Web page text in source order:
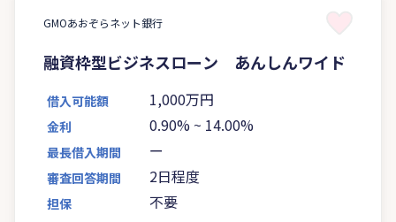
GMOあおぞらネット銀行
融資枠型ビジネスローン あんしんワイド
借入可能額 1,000万円
金利 0.90% ~ 14.00%
最長借入期間 ー
審査回答期間 2日程度
担保 不要